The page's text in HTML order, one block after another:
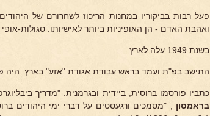
פעל רבות בביקוריו במחנות הריכוז לשחרורם של
ואהבת האדם - הן האופיניות ביותר לאישיותו. סגולות-
בשנת 1949 עלה לארץ.
התישב בפ"ת ועמד בראש עבודת אגודת "אזע" בארץ. היה
כתביו פורסמו ברוסית, ביידית ובגרמנית: "מדריך
בראמסון